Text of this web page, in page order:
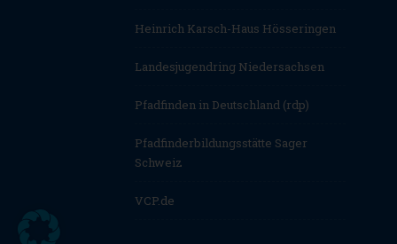
Heinrich Karsch-Haus Hösseringen
Landesjugendring Niedersachsen
Pfadfinden in Deutschland (rdp)
Pfadfinderbildungsstätte Sager
Schweiz
VCP.de